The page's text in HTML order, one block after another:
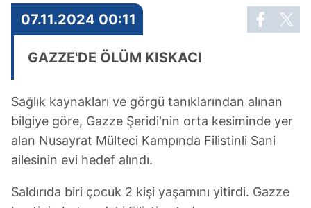
07.11.2024 00:11
GAZZE'DE ÖLÜM KISKACI
Sağlık kaynakları ve görgü tanıklarından alınan
bilgiye göre, Gazze Şeridi'nin orta kesiminde yer
alan Nusayrat Mülteci Kampında Filistinli Sani
ailesinin evi hedef alındı.
Saldırıda biri çocuk 2 kişi yaşamını yitirdi. Gazze